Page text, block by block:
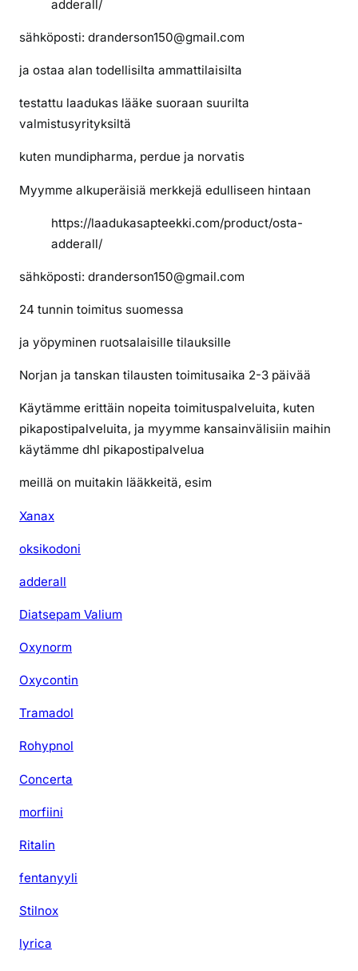
o
s
a
adderall/
sähköposti: dranderson150@gmail.com
ja ostaa alan todellisilta ammattilaisilta
testattu laadukas lääke suoraan suurilta
valmistusyrityksiltä
kuten mundipharma, perdue ja norvatis
Myymme alkuperäisiä merkkejä edulliseen hintaan
https://laadukasapteekki.com/product/osta-
adderall/
sähköposti: dranderson150@gmail.com
24 tunnin toimitus suomessa
ja yöpyminen ruotsalaisille tilauksille
Norjan ja tanskan tilausten toimitusaika 2-3 päivää
Käytämme erittäin nopeita toimituspalveluita, kuten
pikapostipalveluita, ja myymme kansainvälisiin maihin
käytämme dhl pikapostipalvelua
meillä on muitakin lääkkeitä, esim
Xanax
oksikodoni
adderall
Diatsepam Valium
Oxynorm
Oxycontin
Tramadol
Rohypnol
Concerta
morfiini
Ritalin
fentanyyli
Stilnox
lyrica